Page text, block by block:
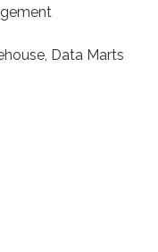
Data Marts